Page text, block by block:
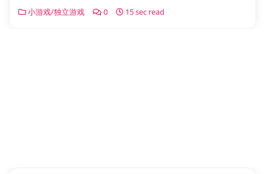
小游戏/独立游戏 0 15 sec read